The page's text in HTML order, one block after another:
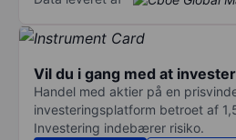
Vil du i gang med at
Handel med aktier på en
investeringsplatform betroet af
Investering indebærer risiko.